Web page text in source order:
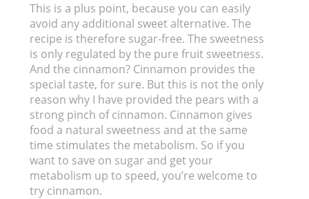
This is a plus point, because you can easily
avoid any additional sweet alternative. The
recipe is therefore sugar-free. The sweetness
is only regulated by the pure fruit sweetness.
And the cinnamon? Cinnamon provides the
special taste, for sure. But this is not the only
reason why I have provided the pears with a
strong pinch of cinnamon. Cinnamon gives
food a natural sweetness and at the same
time stimulates the metabolism. So if you
want to save on sugar and get your
metabolism up to speed, you’re welcome to
try cinnamon.